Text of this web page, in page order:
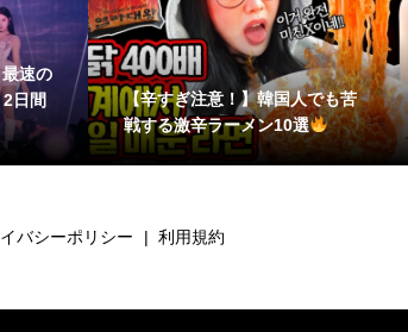
速の
日間
【辛すぎ注意！】韓国人でも苦
戦する激辛ラーメン10選
バシーポリシー 利用規約